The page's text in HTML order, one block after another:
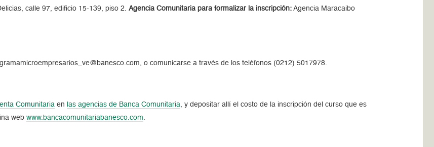
calle 97, edificio 15-139, piso 2.Agencia Comunitaria para formalizar la inscripción: Agencia Maracaibo
o comunicarse a través de los teléfonos (0212) 5017978.
Comunitaria en las agencias de Banca Comunitaria , y depositar allí el costo de la inscripción del curso que es
webwww.bancacomunitariabanesco.com